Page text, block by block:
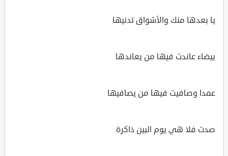
يا بعدها منك والأشواق تدنيها
بيضاء عاندت فيها من يعاندها
عمدا وصافيت فيها من يصافيها
صدت فلا هي يوم البين ذاكرة